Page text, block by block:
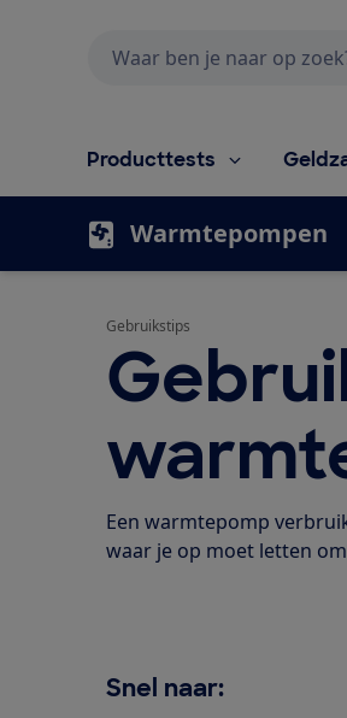
Producttests
Warmtepompen
Gebruikstips
Een warmtepomp
waar je op moet letten
Snel naar: